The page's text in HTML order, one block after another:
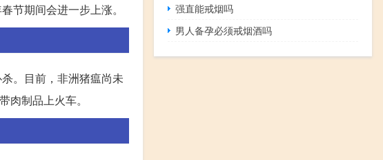
节期间会进一步上涨。
。目前，非洲猪瘟尚未
制品上火车。
强直能戒烟吗
男人备孕必须戒烟酒吗